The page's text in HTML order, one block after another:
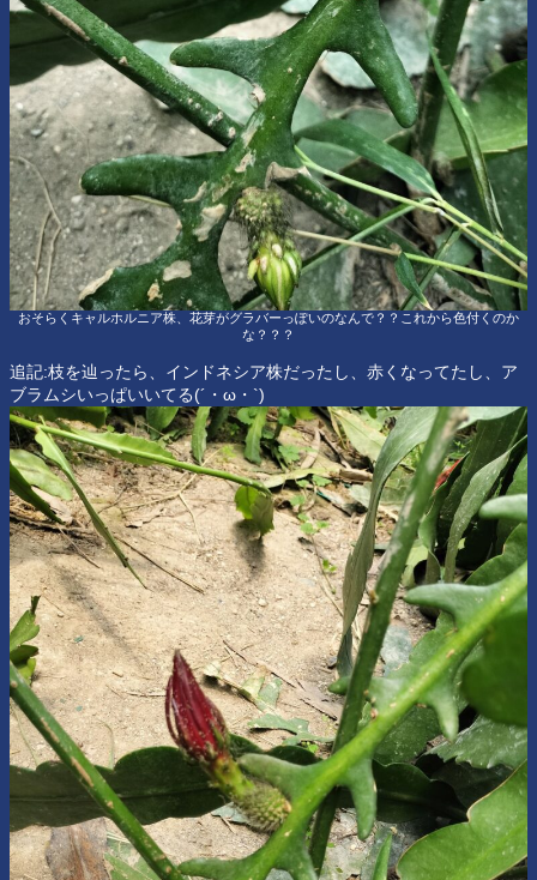
おそらくキャルホルニア株、花芽がグラバーっぽいのなんで？？これから色付くのか
な？？？
追記:枝を辿ったら、インドネシア株だったし、赤くなってたし、ア
ブラムシいっぱいいてる(´・ω・`)